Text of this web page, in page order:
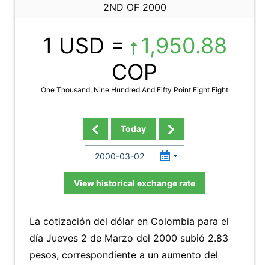
2ND OF 2000
1 USD =
1,950.88
COP
One Thousand, Nine Hundred And Fifty Point Eight Eight
Today
View historical exchange rate
La cotización del dólar en Colombia para el
día Jueves 2 de Marzo del 2000 subió 2.83
pesos, correspondiente a un aumento del